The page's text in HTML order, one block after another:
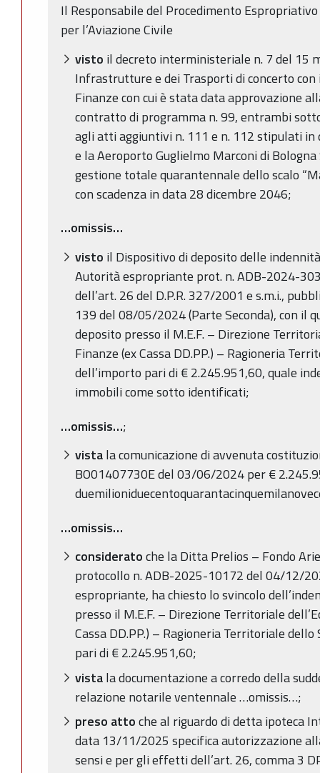
Il Responsabile del Procedimento
per l’Aviazione Civile
visto il decreto interministeriale n. 7 del 15
Infrastrutture e dei Trasporti di concerto
Finanze con cui è stata data approvazione
contratto di programma n. 99, entrambi
agli atti aggiuntivi n. 111 e n. 112 stipulati
e la Aeroporto Guglielmo Marconi di
gestione totale quarantennale dello scalo
con scadenza in data 28 dicembre 2046;
…omissis…
visto il Dispositivo di deposito delle
Autorità espropriante prot. n. ADB-2024-
dell’art. 26 del D.P.R. 327/2001 e s.m.i.,
139 del 08/05/2024 (Parte Seconda), con il
deposito presso il M.E.F. – Direzione
Finanze (ex Cassa DD.PP.) – Ragioneria
dell’importo pari di € 2.245.951,60, quale
immobili come sotto identificati;
…omissis…;
vistala comunicazione di avvenuta
BO01407730E del 03/06/2024 per €
…omissis…
consideratoche la Ditta Prelios – Fondo
protocollo n. ADB-2025-10172 del 04/12/
espropriante, ha chiesto lo svincolo
presso il M.E.F. – Direzione Territoriale
Cassa DD.PP.) – Ragioneria Territoriale
pari di € 2.245.951,60;
vistala documentazione a corredo della
relazione notarile ventennale …omissis…;
preso attoche al riguardo di detta ipoteca
data 13/11/2025 specifica autorizzazione
sensi e per gli effetti dell’art. 26, comma 3